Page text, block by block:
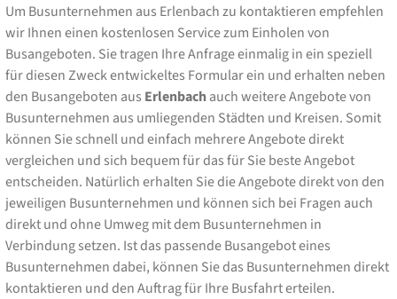
Um Busunternehmen aus Erlenbach zu kontaktieren empfehlen
wir Ihnen einen kostenlosen Service zum Einholen von
Busangeboten. Sie tragen Ihre Anfrage einmalig in ein speziell
für diesen Zweck entwickeltes Formular ein und erhalten neben
den Busangeboten aus Erlenbachauch weitere Angebote von
Busunternehmen aus umliegenden Städten und Kreisen. Somit
können Sie schnell und einfach mehrere Angebote direkt
vergleichen und sich bequem für das für Sie beste Angebot
entscheiden. Natürlich erhalten Sie die Angebote direkt von den
jeweiligen Busunternehmen und können sich bei Fragen auch
direkt und ohne Umweg mit dem Busunternehmen in
Verbindung setzen. Ist das passende Busangebot eines
Busunternehmen dabei, können Sie das Busunternehmen direkt
kontaktieren und den Auftrag für Ihre Busfahrt erteilen.